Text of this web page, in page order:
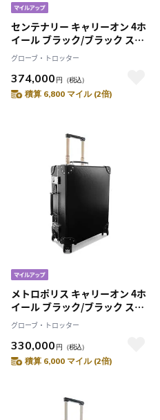
センテナリー キャリーオン 4ホ
イール ブラック/ブラック スー
ツケース
グローブ・トロッター
374,000 円 （税込）
積算 6,800 マイル (2倍)
メトロポリス キャリーオン 4ホ
イール ブラック/ブラック スー
ツケース
グローブ・トロッター
330,000 円 （税込）
積算 6,000 マイル (2倍)